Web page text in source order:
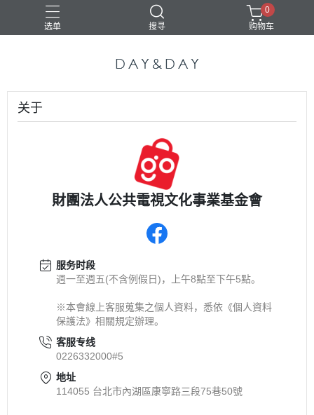
选单 搜寻
0
购物车
关于
財團法人公共電視文化事業基金會
服务时段
週一至週五(不含例假日)，上午8點至下午5點。
※本會線上客服蒐集之個人資料，悉依《個人資料
保護法》相關規定辦理。
客服专线
0226332000#5
地址
114055 台北市內湖區康寧路三段75巷50號